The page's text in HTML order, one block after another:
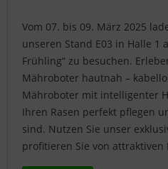
Vom 07. bis 09. März 2025
unseren Stand E03 in Halle 1
Frühling“ zu besuchen.
Mähroboter hautnah –
Mähroboter mit intelligenter
Ihren Rasen perfekt pflegen
sind. Nutzen Sie unser
profitieren Sie von attraktiven